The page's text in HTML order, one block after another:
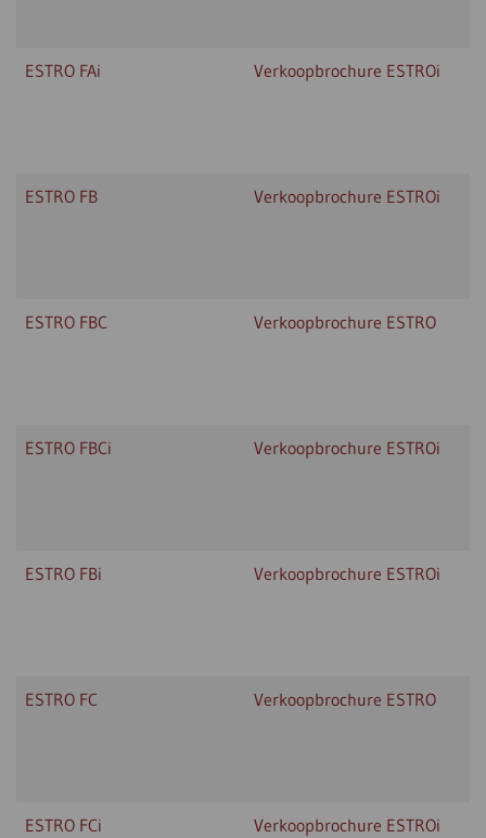
ESTRO FAi Verkoopbrochure ESTROi
ESTRO FB Verkoopbrochure ESTROi
ESTRO FBC Verkoopbrochure ESTRO
ESTRO FBCi Verkoopbrochure ESTROi
ESTRO FBi Verkoopbrochure ESTROi
ESTRO FC Verkoopbrochure ESTRO
ESTRO FCi Verkoopbrochure ESTROi